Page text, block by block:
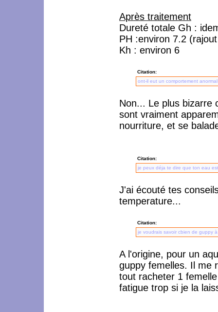
Après traitement
Dureté totale Gh :
PH :environ 7.2
Kh : environ 6
Citation:
ont-il eut un comportement
Non... Le plus bizarre
sont vraiment
nourriture, et se
Citation:
je peux déja te dire que ton eau
J'ai écouté tes
temperature...
Citation:
je voudrais savoir cbien de guppy
A l'origine, pour un
guppy femelles. Il me
tout racheter 1
fatigue trop si je la